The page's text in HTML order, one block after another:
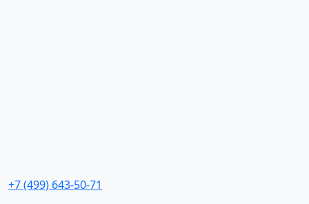
+7 (499) 643-50-71
с реальной окупаемостью